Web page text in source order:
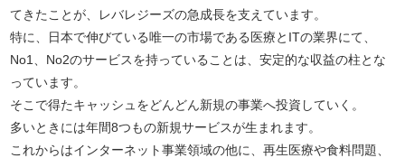
てきたことが、レバレジーズの急成長を支えています。
特に、日本で伸びている唯一の市場である医療とITの業界にて、
No1、No2のサービスを持っていることは、安定的な収益の柱とな
っています。
そこで得たキャッシュをどんどん新規の事業へ投資していく。
多いときには年間8つもの新規サービスが生まれます。
これからはインターネット事業領域の他に、再生医療や食料問題、